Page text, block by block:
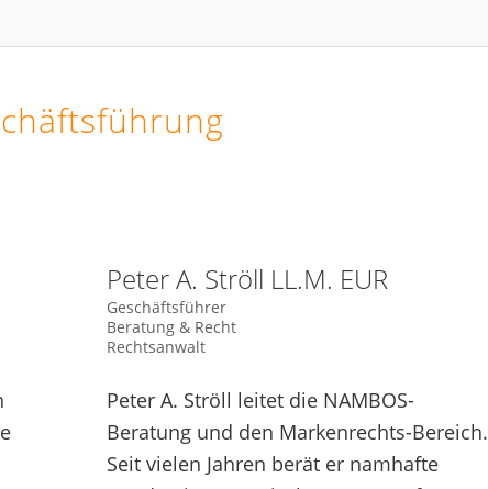
Peter A. Ströll LL.M. EUR
Geschäftsführer
Beratung & Recht
Rechtsanwalt
Peter A. Ströll leitet die NAMBOS-
Beratung und den Markenrechts-Bereich.
Seit vielen Jahren berät er namhafte